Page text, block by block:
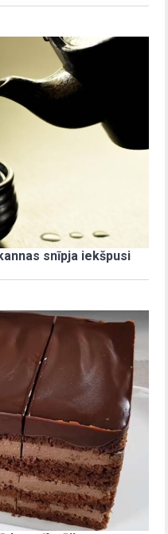
snīpja iekšpusi